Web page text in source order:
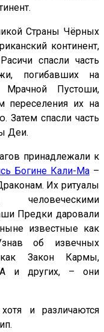
Страны Чёрных
континент,
спасли часть
погибавших на
Мрачной Пустоши,
переселения их на
Затем спасли часть
Деи.
принадлежали к
Богине Кали-Ма–
Их ритуалы
человеческими
Предки даровали
известные как
об извечных
Закон Кармы,
и других, – они
и различаются